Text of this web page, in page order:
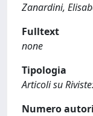
Zanardini,
Fulltext
none
Tipologia
Articoli su
Numero autori